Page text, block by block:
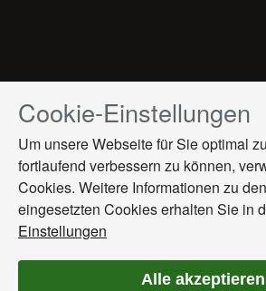
Drücken
Sie
Tab,
um
durch
die
Optionen
navigieren.
Cookie-Einstellungen
Um unsere Webseite für Sie optimal
fortlaufend verbessern zu können,
Cookies. Weitere Informationen zu
eingesetzten Cookies erhalten Sie in
Einstellungen
Alle akzeptieren